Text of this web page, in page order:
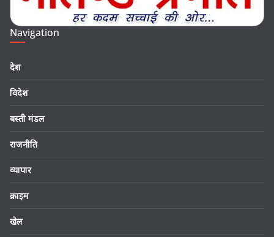
Navigation
देश
विदेश
बस्ती मंडल
राजनीति
व्यापार
क्राइम
खेल